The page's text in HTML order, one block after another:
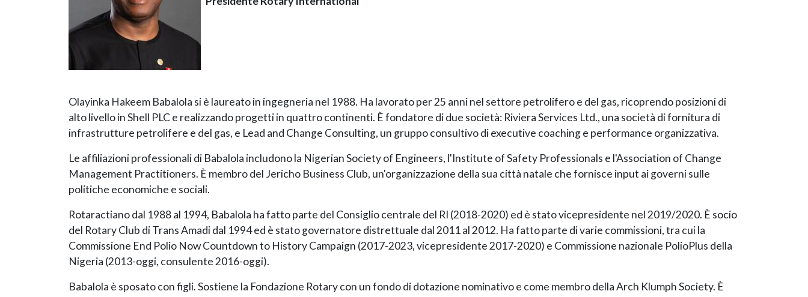
Olayinka Hakeem Babalola si è laureato in ingegneria nel 1988. Ha lavorato per 25 anni nel settore petrolifero e del gas, ricoprendo posizioni di
alto livello in Shell PLC e realizzando progetti in quattro continenti. È fondatore di due società: Riviera Services Ltd., una società di fornitura di
infrastrutture petrolifere e del gas, e Lead and Change Consulting, un gruppo consultivo di executive coaching e performance organizzativa.
Le affiliazioni professionali di Babalola includono la Nigerian Society of Engineers, l'Institute of Safety Professionals e l'Association of Change
Management Practitioners. È membro del Jericho Business Club, un'organizzazione della sua città natale che fornisce input ai governi sulle
politiche economiche e sociali.
Rotaractiano dal 1988 al 1994, Babalola ha fatto parte del Consiglio centrale del RI (2018-2020) ed è stato vicepresidente nel 2019/2020. È socio
del Rotary Club di Trans Amadi dal 1994 ed è stato governatore distrettuale dal 2011 al 2012. Ha fatto parte di varie commissioni, tra cui la
Commissione End Polio Now Countdown to History Campaign (2017-2023, vicepresidente 2017-2020) e Commissione nazionale PolioPlus della
Nigeria (2013-oggi, consulente 2016-oggi).
Babalola è sposato con figli. Sostiene la Fondazione Rotary con un fondo di dotazione nominativo e come membro della Arch Klumph Society. È